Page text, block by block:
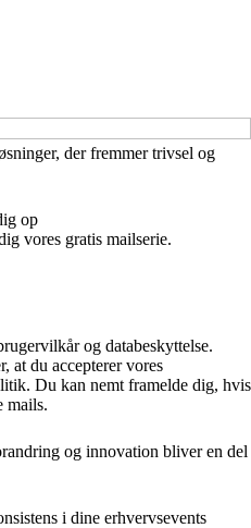
der fremmer trivsel og
op
vores gratis mailserie.
og databeskyttelse.
at du accepterer vores
Du kan nemt framelde dig, hvis
mails.
og innovation bliver en del
i dine erhvervsevents